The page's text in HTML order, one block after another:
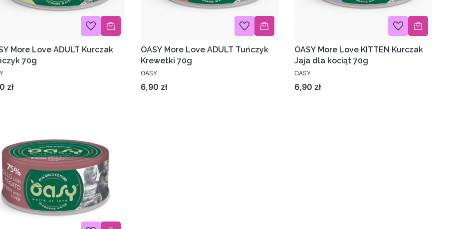
More Love ADULT Kurczak
70g
zł
OASY More Love ADULT Tuńczyk
Krewetki 70g
OASY
Cena
6,90 zł
OASY More Love KITTEN Kurczak
Jaja dla kociąt 70g
OASY
Cena
6,90 zł